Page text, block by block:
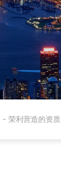
- 荣利营造的资质